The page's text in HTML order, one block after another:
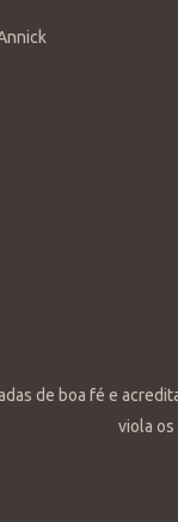
de boa fé e
viola os